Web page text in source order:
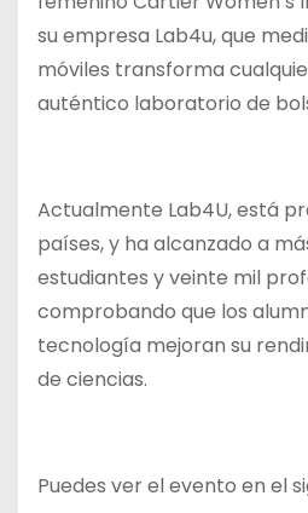
su empresa Lab4u, que
móviles transforma
auténtico laboratorio de
Actualmente Lab4U, está
países, y ha alcanzado a
estudiantes y veinte mil
comprobando que los
tecnología mejoran su
de ciencias.
Puedes ver el evento en el